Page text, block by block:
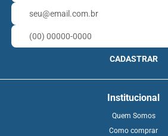
CADASTRAR
Institucional
Quem Somos
Como comprar